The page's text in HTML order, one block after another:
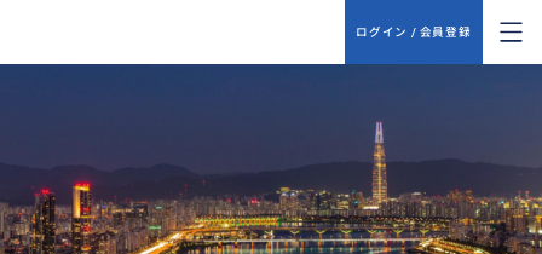
ログイン / 会員登録